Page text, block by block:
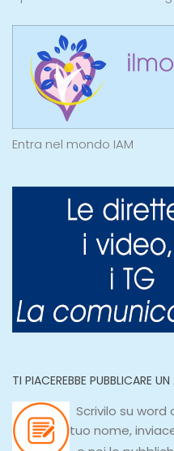
Entra nel mondo IAM
TI PIACEREBBE PUBBLICARE
Scrivilo su word
tuo nome,